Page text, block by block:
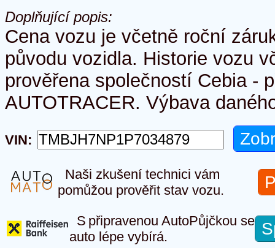
Doplňující popis:
Cena vozu je včetně roční
původu vozidla. Historie vozu
prověřena společností Cebia -
AUTOTRACER. Výbava
VIN:
Naši zkušení technici vám
pomůžou prověřit stav vozu.
S připravenou AutoPůjčkou se
auto lépe vybírá.